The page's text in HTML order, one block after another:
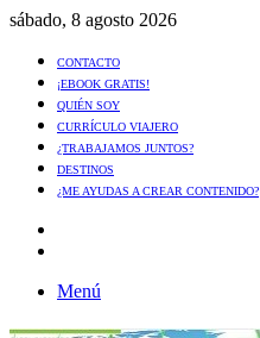
sábado, 8 agosto 2026
CONTACTO
¡EBOOK GRATIS!
QUIÉN SOY
CURRÍCULO VIAJERO
¿TRABAJAMOS JUNTOS?
DESTINOS
¿ME AYUDAS A CREAR CONTENIDO?
Menú